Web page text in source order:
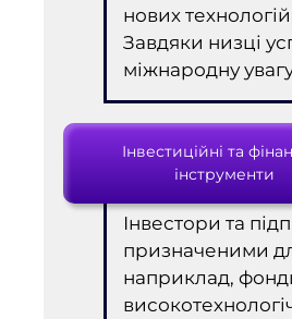
нових
Завдяки низці
міжнародну
Інвестиційні та
інструменти
Інвестори та
призначеними
наприклад,